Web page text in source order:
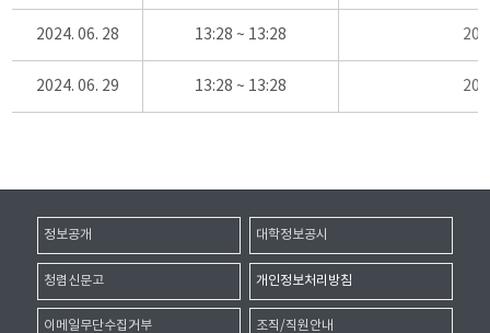
2024. 06. 28 13:28 ~ 13:28
2024. 06. 29 13:28 ~ 13:28
정보공개 대학정보공시
청렴신문고 개인정보처리방침
이메일무단수집거부 조직/직원안내